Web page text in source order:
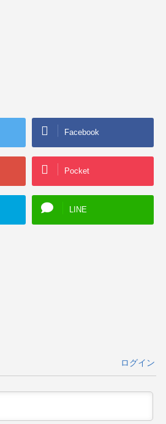
Facebook
Pocket
LINE
ログイン